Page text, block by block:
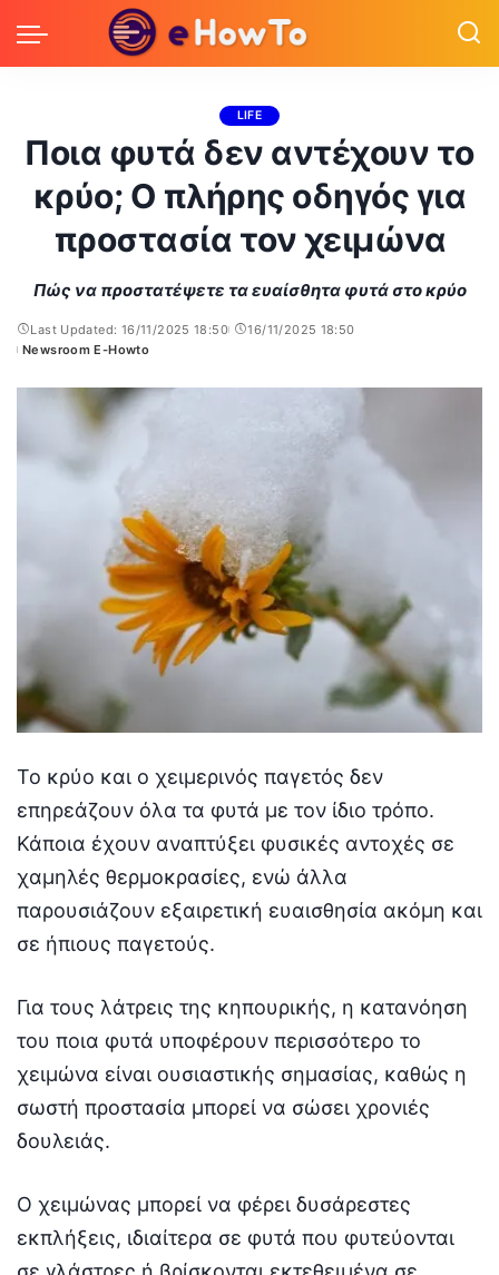
LIFE
Ποια φυτά δεν αντέχουν το
κρύο; Ο πλήρης οδηγός για
προστασία τον χειμώνα
Πώς να προστατέψετε τα ευαίσθητα φυτά στο κρύο
Last Updated: 16/11/2025 18:50
16/11/2025 18:50
Posted
Newsroom E-Howto
Το κρύο και ο χειμερινός παγετός δεν
επηρεάζουν όλα τα φυτά με τον ίδιο τρόπο.
Κάποια έχουν αναπτύξει φυσικές αντοχές σε
χαμηλές θερμοκρασίες, ενώ άλλα
παρουσιάζουν εξαιρετική ευαισθησία ακόμη και
σε ήπιους παγετούς.
Για τους λάτρεις της κηπουρικής, η κατανόηση
του ποια φυτά υποφέρουν περισσότερο το
χειμώνα είναι ουσιαστικής σημασίας, καθώς η
σωστή προστασία μπορεί να σώσει χρονιές
δουλειάς.
Ο χειμώνας μπορεί να φέρει δυσάρεστες
εκπλήξεις, ιδιαίτερα σε φυτά που φυτεύονται